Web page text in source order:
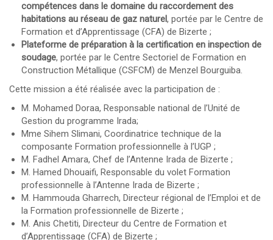
compétences dans le domaine du raccordement des
habitations au réseau de gaz naturel, portée par le Centre de
Formation et d’Apprentissage (CFA) de Bizerte ;
Plateforme de préparation à la certification en inspection de
soudage, portée par le Centre Sectoriel de Formation en
Construction Métallique (CSFCM) de Menzel Bourguiba.
Cette mission a été réalisée avec la participation de :
M. Mohamed Doraa, Responsable national de l’Unité de
Gestion du programme Irada;
Mme Sihem Slimani, Coordinatrice technique de la
composante Formation professionnelle à l’UGP ;
M. Fadhel Amara, Chef de l’Antenne Irada de Bizerte ;
M. Hamed Dhouaifi, Responsable du volet Formation
professionnelle à l’Antenne Irada de Bizerte ;
M. Hammouda Gharrech, Directeur régional de l’Emploi et de
la Formation professionnelle de Bizerte ;
M. Anis Chetiti, Directeur du Centre de Formation et
d’Apprentissage (CFA) de Bizerte ;